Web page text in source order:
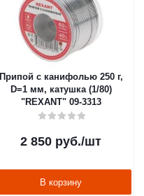
Припой с канифолью 250 г,
D=1 мм, катушка (1/80)
"REXANT" 09-3313
2 850 руб./шт
В корзину